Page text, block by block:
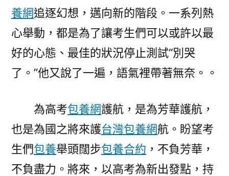
養網追逐幻想，邁向新的階段。一系列熱
心舉動，都是為了讓考生們可以或許以最
好的心態、最佳的狀況停止測試“別哭
了。”他又說了一遍，語氣裡帶著無奈。。
為高考包養網護航，是為芳華護航，
也是為國之將來護台灣包養網航。盼望考
生們包養舉頭闊步包養合約 ，不負芳華，
不負盡力。將來，以高考為新出發點，持